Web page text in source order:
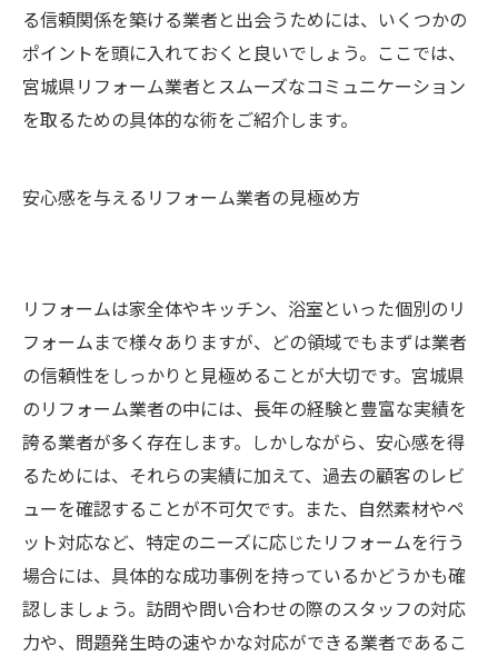
る信頼関係を築ける業者と出会うためには、いくつかの
ポイントを頭に入れておくと良いでしょう。ここでは、
宮城県リフォーム業者とスムーズなコミュニケーション
を取るための具体的な術をご紹介します。
安心感を与えるリフォーム業者の見極め方
リフォームは家全体やキッチン、浴室といった個別のリ
フォームまで様々ありますが、どの領域でもまずは業者
の信頼性をしっかりと見極めることが大切です。宮城県
のリフォーム業者の中には、長年の経験と豊富な実績を
誇る業者が多く存在します。しかしながら、安心感を得
るためには、それらの実績に加えて、過去の顧客のレビ
ューを確認することが不可欠です。また、自然素材やペ
ット対応など、特定のニーズに応じたリフォームを行う
場合には、具体的な成功事例を持っているかどうかも確
認しましょう。訪問や問い合わせの際のスタッフの対応
力や、問題発生時の速やかな対応ができる業者であるこ